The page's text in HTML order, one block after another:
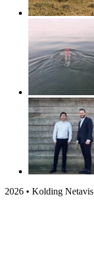
2026 • Kolding Netavis